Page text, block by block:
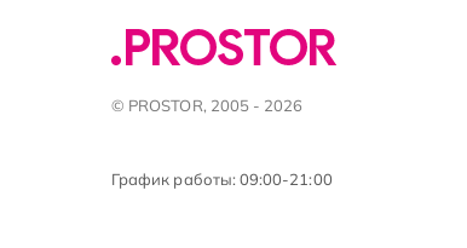
© PROSTOR, 2005 - 2026
График работы: 09:00-21:00